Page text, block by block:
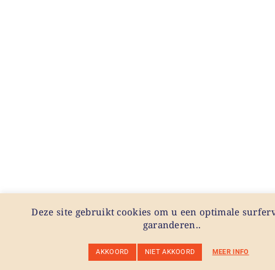
Deze site gebruikt cookies om u een optimale
garanderen..
AKKOORD NIET AKKOORD MEER INFO